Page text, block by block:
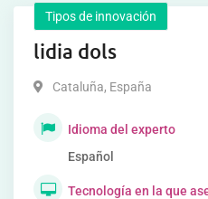
Tipos de innovación
lidia dols
Cataluña, España
Idioma del experto
Español
Tecnología en la que